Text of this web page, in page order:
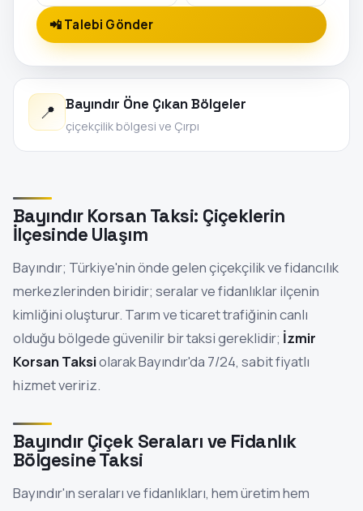
📲 Talebi Gönder
📍 Bayındır Öne Çıkan Bölgeler
çiçekçilik bölgesi ve Çırpı
Bayındır Korsan Taksi: Çiçeklerin
İlçesinde Ulaşım
Bayındır; Türkiye'nin önde gelen çiçekçilik ve fidancılık
merkezlerinden biridir; seralar ve fidanlıklar ilçenin
kimliğini oluşturur. Tarım ve ticaret trafiğinin canlı
olduğu bölgede güvenilir bir taksi gereklidir; İzmir
Korsan Taksiolarak Bayındır'da 7/24, sabit fiyatlı
hizmet veririz.
Bayındır Çiçek Seraları ve Fidanlık
Bölgesine Taksi
Bayındır'ın seraları ve fidanlıkları, hem üretim hem